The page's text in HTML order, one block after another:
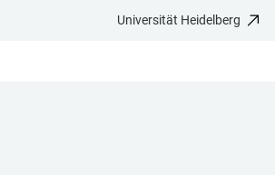
Universität Heidelberg